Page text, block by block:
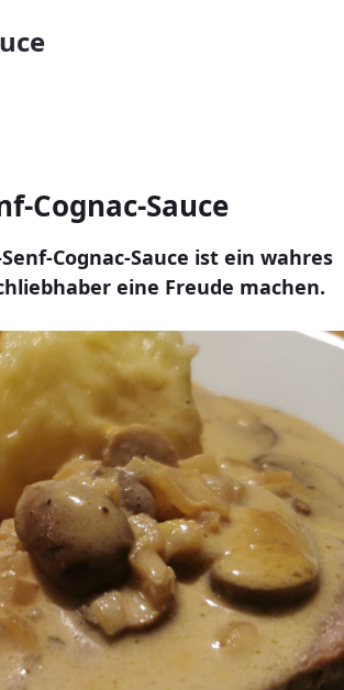
Cognac-Sauce
Cognac-Sauce ist ein wahres
eine Freude machen.